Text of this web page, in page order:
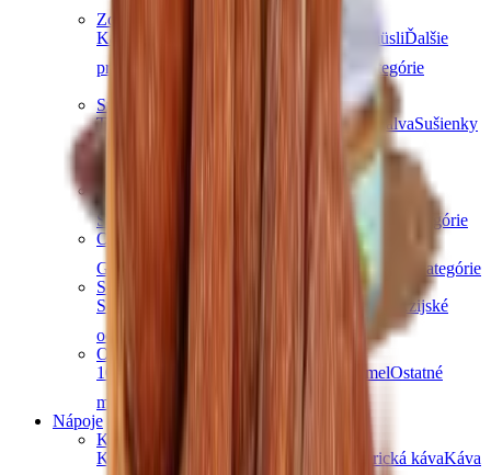
Zdravé raňajky
Kaše
Ovocie do müsliĎalšie
produkty na zdravé raňajky
Ďalšie kategórie
Snacky
Tyčinky
Bezlepkové chrumky ChalvaSušienky
Šošovica
Ďalšie kategórie
Oleje a maslá
Ghí maslo
Ďalšie kategórie
Sladidlá a dochucovadlá
Sirupy
Korenie
Ázijské
ochucovadlá
Orechové maslá
100% orechové
Slaný karamelOstatné
maslá a pasty
Nápoje
Káva
Káva Ochutnej Ořech
Americká kávaKáva